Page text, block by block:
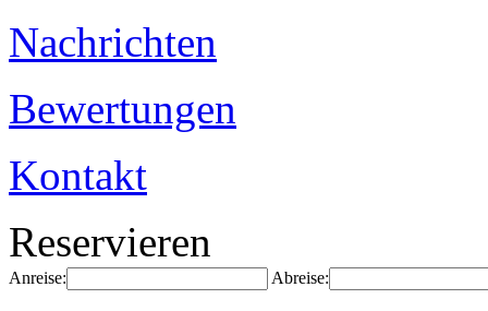
Nachrichten
Bewertungen
Kontakt
Reservieren
Anreise: Abreise: